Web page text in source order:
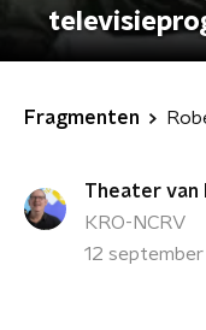
Fragmenten
Theater
KRO-NCRV
12